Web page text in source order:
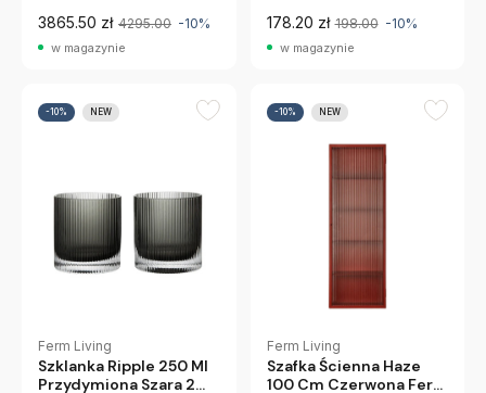
3865.50 zł 4295.00 -10%
w magazynie
178.20 zł 198.00 -10%
w magazynie
-10% NEW
Ferm Living
Szklanka Ripple 250 Ml
Przydymiona Szara 2
-10% NEW
Ferm Living
Szafka Ścienna Haze
100 Cm Czerwona Ferm